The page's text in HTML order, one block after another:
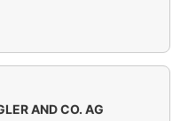
AND CO. AG